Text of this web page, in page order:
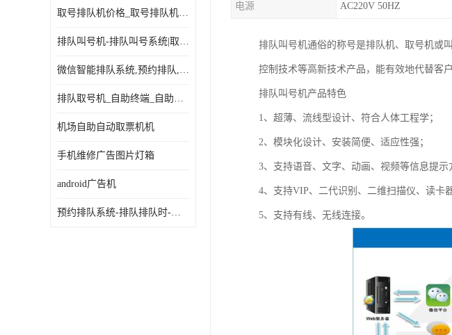
取号排队机价格_取号排队机报价_取号排队机多少钱
排队叫号机-排队叫号系统|取号机-液晶拼接屏-自助终端机
微信智能排队系统,预约排队,扫码排队,微信叫号
排队取号机_自助终端_自助签到一体机 支持定做
机场自助自动取票机机
手机维修广告图片灯箱
android广告机
预约排队系统-排队排队时-排动排号系统和排队的使用方法
电源 AC220V 50HZ
排队叫号机通俗的称号是排队机、取号机或
控制技术等高新技术产品，能有效地代替客户
排队叫号机产品特色
1、超薄、流线型设计、符合人体工程学；
2、模块化设计、安装简便、适应性强；
3、支持语音、文字、动画、视频等信息提示
4、支持VIP、二代识别、二维扫描仪、读卡
5、支持有线、无线连接。